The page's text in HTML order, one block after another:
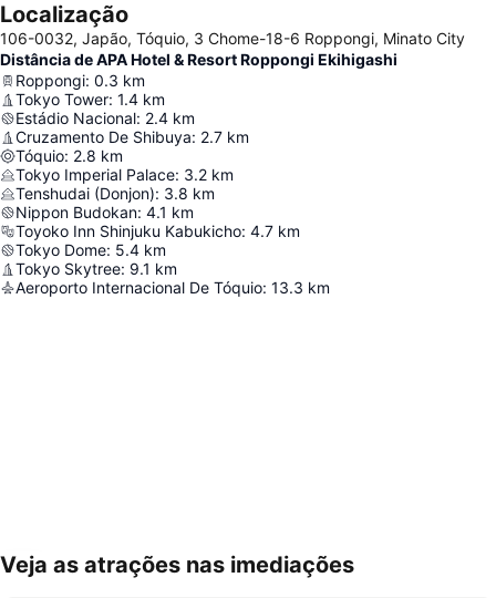
Localização
106-0032, Japão, Tóquio, 3 Chome-18-6 Roppongi, Minato City
Distância de APA Hotel & Resort Roppongi Ekihigashi
Roppongi: 0.3 km
Tokyo Tower: 1.4 km
Estádio Nacional: 2.4 km
Cruzamento De Shibuya: 2.7 km
Tóquio: 2.8 km
Tokyo Imperial Palace: 3.2 km
Tenshudai (Donjon): 3.8 km
Nippon Budokan: 4.1 km
Toyoko Inn Shinjuku Kabukicho: 4.7 km
Tokyo Dome: 5.4 km
Tokyo Skytree: 9.1 km
Aeroporto Internacional De Tóquio: 13.3 km
Ampliar mapa
Veja as atrações nas imediações